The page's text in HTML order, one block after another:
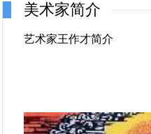
美术家简介
艺术家王作才简介